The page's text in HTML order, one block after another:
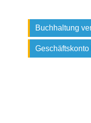
Buchhaltung